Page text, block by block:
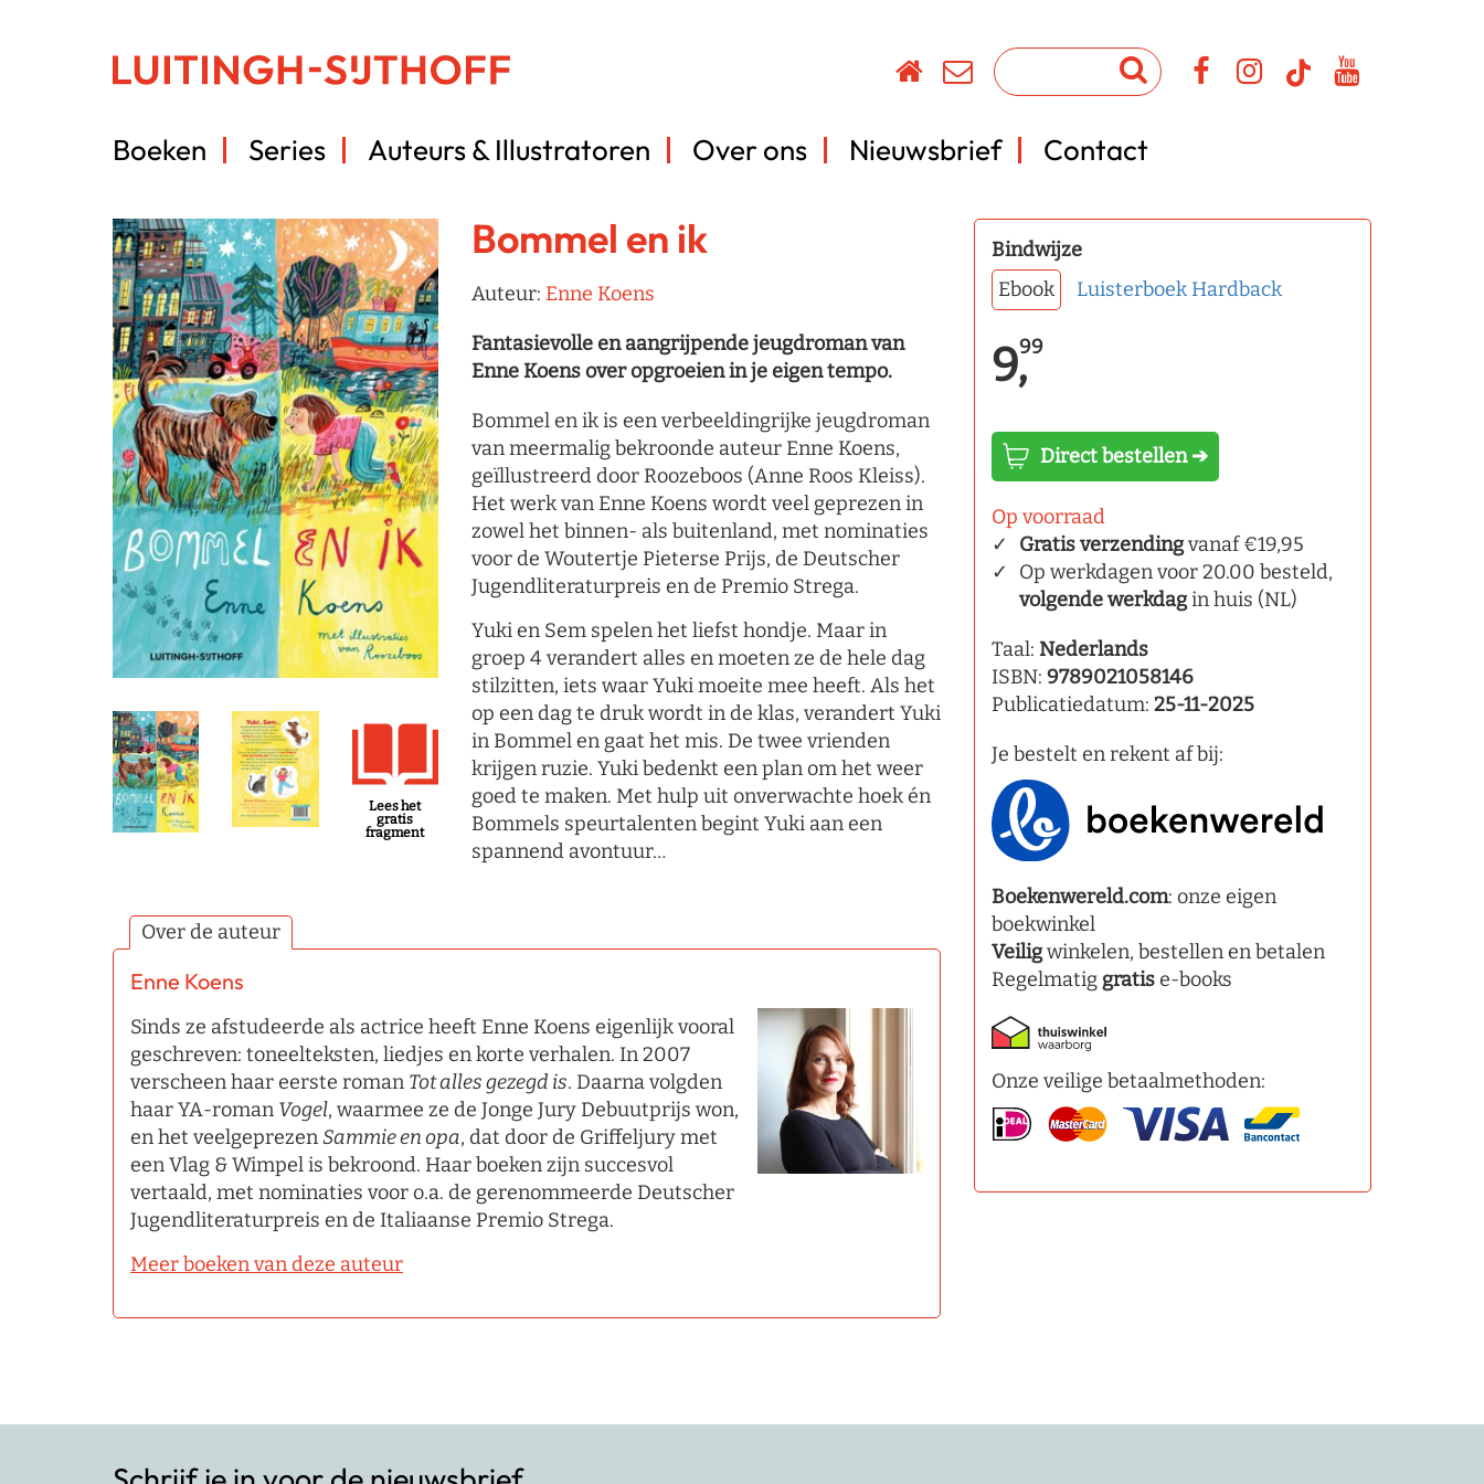
Boeken Series Auteurs & Illustratoren Over ons Nieuwsbrief Contact
Lees het
gratis
fragment
Bommel en ik
Auteur: Enne Koens
Fantasievolle en aangrijpende jeugdroman van
Enne Koens over opgroeien in je eigen tempo.
Bommel en ik is een verbeeldingrijke jeugdroman
van meermalig bekroonde auteur Enne Koens,
geïllustreerd door Roozeboos (Anne Roos Kleiss).
Het werk van Enne Koens wordt veel geprezen in
zowel het binnen- als buitenland, met nominaties
voor de Woutertje Pieterse Prijs, de Deutscher
Jugendliteraturpreis en de Premio Strega.
Yuki en Sem spelen het liefst hondje. Maar in
groep 4 verandert alles en moeten ze de hele dag
stilzitten, iets waar Yuki moeite mee heeft. Als het
op een dag te druk wordt in de klas, verandert Yuki
in Bommel en gaat het mis. De twee vrienden
krijgen ruzie. Yuki bedenkt een plan om het weer
goed te maken. Met hulp uit onverwachte hoek én
Bommels speurtalenten begint Yuki aan een
spannend avontuur…
Over de auteur
Enne Koens
Sinds ze afstudeerde als actrice heeft Enne Koens eigenlijk vooral
geschreven: toneelteksten, liedjes en korte verhalen. In 2007
verscheen haar eerste roman Tot alles gezegd is. Daarna volgden
haar YA-roman Vogel, waarmee ze de Jonge Jury Debuutprijs won,
en het veelgeprezenSammie en opa, dat door de Griffeljury met
een Vlag & Wimpel is bekroond. Haar boeken zijn succesvol
vertaald, met nominaties voor o.a. de gerenommeerde Deutscher
Jugendliteraturpreis en de Italiaanse Premio Strega.
Meer boeken van deze auteur
Bindwijze
Ebook
Luisterboek Hardback
9,99
Direct bestellen ➔
Op voorraad
Gratis verzendingvanaf €19,95
Op werkdagen voor 20.00 besteld,
volgende werkdagin huis (NL)
Taal: Nederlands
ISBN: 9789021058146
Publicatiedatum: 25-11-2025
Je bestelt en rekent af bij:
Boekenwereld.com: onze eigen
boekwinkel
Veiligwinkelen, bestellen en betalen
Regelmatig gratise-books
Onze veilige betaalmethoden: